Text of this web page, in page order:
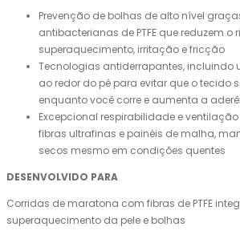
Prevenção de bolhas de alto nível
antibacterianas de PTFE que reduzem o
superaquecimento, irritação e fricção
Tecnologias antiderrapantes,
ao redor do pé para evitar que o tecido
enquanto você corre e aumenta a
Excepcional respirabilidade e
fibras ultrafinas e painéis de malha,
secos mesmo em condições quentes
DESENVOLVIDO PARA
Corridas de maratona com fibras de PTFE
superaquecimento da pele e bolhas